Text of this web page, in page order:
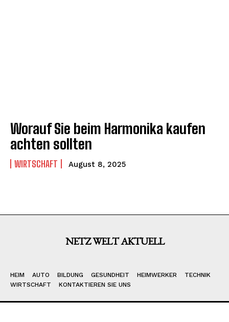
Worauf Sie beim Harmonika kaufen
achten sollten
WIRTSCHAFT August 8, 2025
NETZ WELT AKTUELL
HEIM AUTO BILDUNG GESUNDHEIT HEIMWERKER
TECHNIK
WIRTSCHAFT
KONTAKTIEREN SIE UNS